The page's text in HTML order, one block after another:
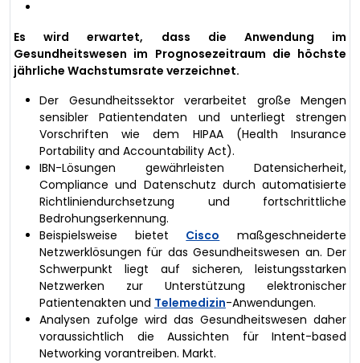
Es wird erwartet, dass die Anwendung im
Gesundheitswesen im Prognosezeitraum die höchste
jährliche Wachstumsrate verzeichnet.
Der Gesundheitssektor verarbeitet große Mengen
sensibler Patientendaten und unterliegt strengen
Vorschriften wie dem HIPAA (Health Insurance
Portability and Accountability Act).
IBN-Lösungen gewährleisten Datensicherheit,
Compliance und Datenschutz durch automatisierte
Richtliniendurchsetzung und fortschrittliche
Bedrohungserkennung.
Beispielsweise bietet Cisco maßgeschneiderte
Netzwerklösungen für das Gesundheitswesen an. Der
Schwerpunkt liegt auf sicheren, leistungsstarken
Netzwerken zur Unterstützung elektronischer
Patientenakten und Telemedizin-Anwendungen.
Analysen zufolge wird das Gesundheitswesen daher
voraussichtlich die Aussichten für Intent-based
Networking vorantreiben. Markt.